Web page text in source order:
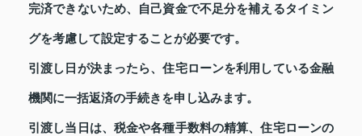
完済できないため、自己資金で不足分を補えるタイミン
グを考慮して設定することが必要です。
引渡し日が決まったら、住宅ローンを利用している金融
機関に一括返済の手続きを申し込みます。
引渡し当日は、税金や各種手数料の精算、住宅ローンの